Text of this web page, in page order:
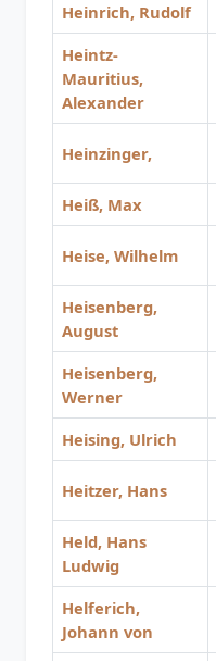
Heinrich, Rudolf
Heintz-
Mauritius,
Alexander
Heinzinger,
Heiß, Max
Heise, Wilhelm
Heisenberg,
August
Heisenberg,
Werner
Heising, Ulrich
Heitzer, Hans
Held, Hans
Ludwig
Helferich,
Johann von